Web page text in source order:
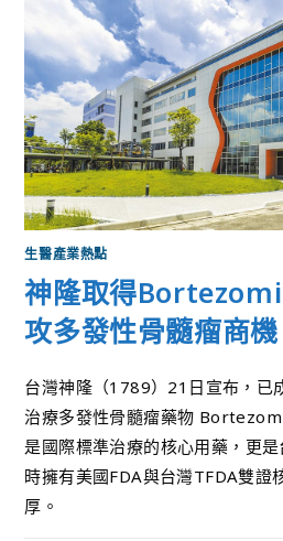
生醫產業熱點
神隆取得
攻多發性骨髓瘤商機
台灣神隆（1789）21日宣布，已
治療多發性骨髓瘤藥物
是國際標準治療的核心用藥，更
時擁有美國FDA與台灣TFDA雙證
厚。